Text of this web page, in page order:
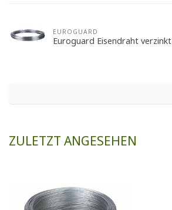
EUROGUARD
Euroguard Eisendraht verzinkt
ZULETZT ANGESEHEN